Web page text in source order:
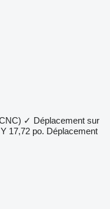
✓ Déplacement sur
17,72 po. Déplacement